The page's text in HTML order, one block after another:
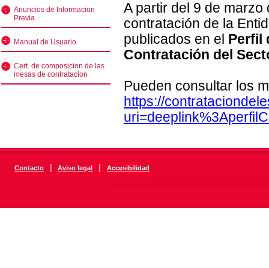
Anuncios de Informacion
Previa
Manual de Usuario
Cert. de composicion de las
mesas de contratacion
A partir del 9 de
contratación de la
publicados en el Perfil
Contratación del
Pueden consultar los
https://
Contacto | Aviso legal | Accesibilidad